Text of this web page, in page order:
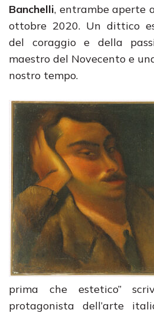
Banchelli, entrambe aperte
ottobre 2020. Un dittico
del coraggio e della
maestro del Novecento e
nostro tempo.
prima che estetico”
protagonista dell’arte